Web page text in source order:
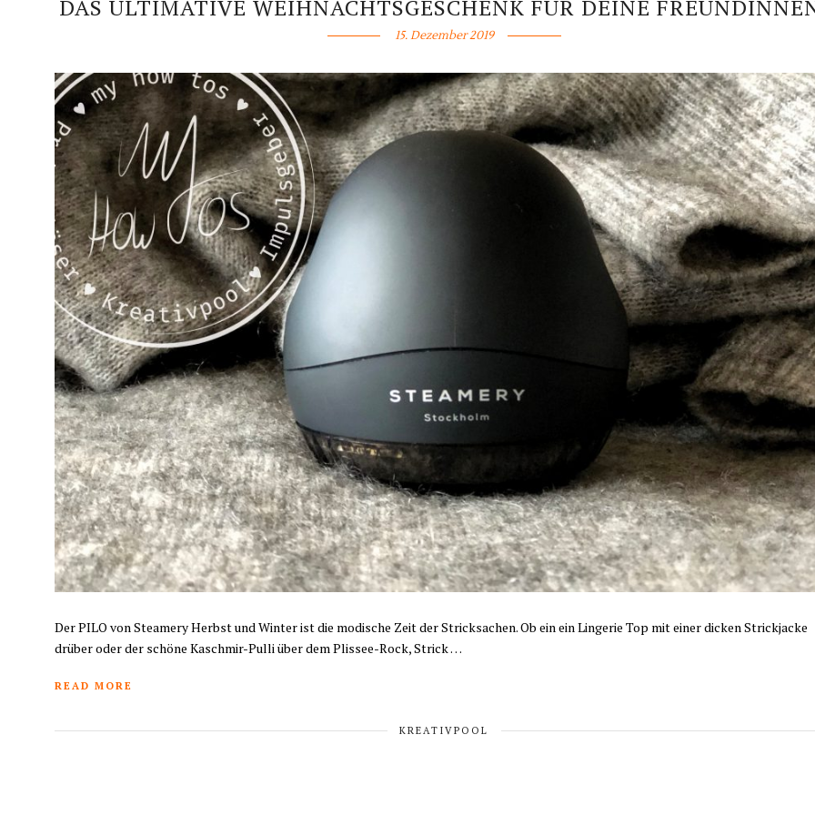
DAS ULTIMATIVE WEIHNACHTSGESCHENK FÜR DEINE
15. Dezember 2019
Der PILO von Steamery Herbst und Winter ist die modische Zeit der Stricksachen. Ob ein ein Lingerie Top mit einer dicken Strickjacke
drüber oder der schöne Kaschmir-Pulli über dem Plissee-Rock, Strick …
READ MORE
KREATIVPOOL